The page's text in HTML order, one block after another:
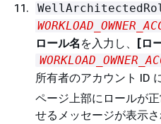
ロール名 を入力し、 [ロ
所有者のアカウント ID
ページ上部にロールが
せるメッセージが表示さ